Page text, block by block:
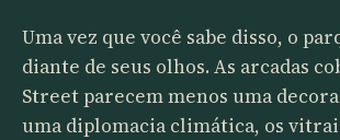
Uma vez que você sabe disso, o
diante de seus olhos. As arcadas
Street parecem menos uma
uma diplomacia climática, os